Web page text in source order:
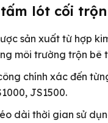
lót cối
sản xuất từ hợp
môi trường trộn bê
chính xác đến
JS1500.
dài thời gian sử